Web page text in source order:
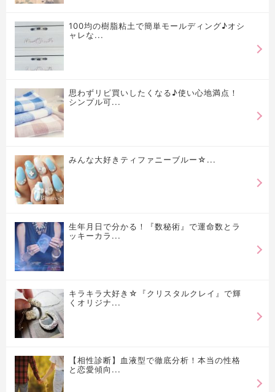
100均の樹脂粘土で簡単モールディング♪オシ
ャレな...
思わずリピ買いしたくなる♪使い心地満点！
シンプル可...
みんな大好きティファニーブルー☆...
生年月日で分かる！『数秘術』で運命数とラ
ッキーカラ...
キラキラ大好き☆『クリスタルクレイ』で輝
くオリジナ...
【相性診断】血液型で徹底分析！本当の性格
と恋愛傾向...